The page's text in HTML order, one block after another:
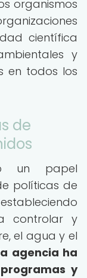
organismos
científica
y
en todos los
de
un papel
políticas de
controlar y
el agua y el
agencia ha
y